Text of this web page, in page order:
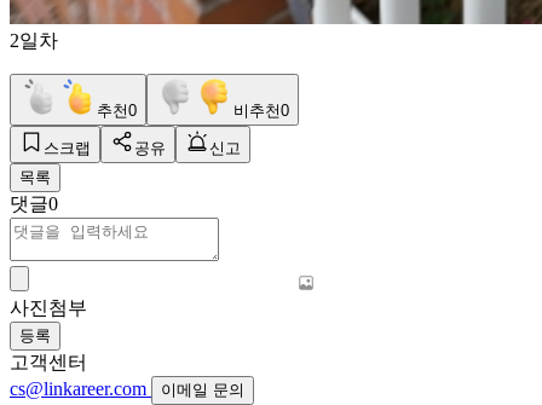
2일차
추천0 비추천0
스크랩 공유
신고
목록
댓글0
사진첨부
등록
고객센터
cs@linkareer.com
이메일 문의